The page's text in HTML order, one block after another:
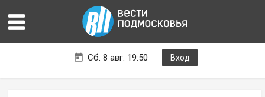
Сб. 8 авг. 19:50 Вход